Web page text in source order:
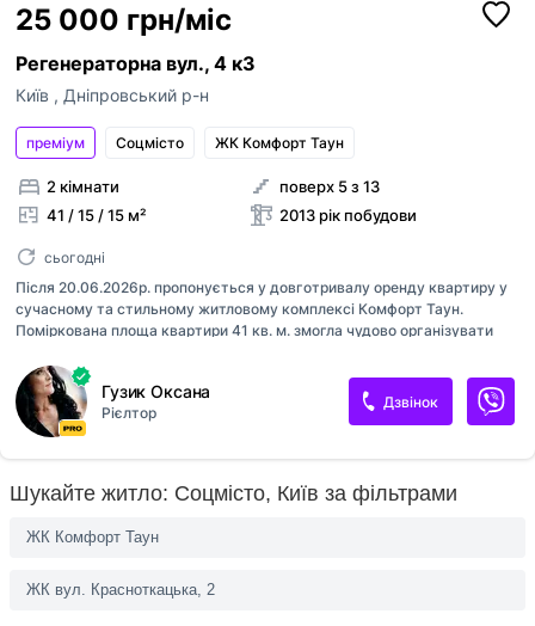
25 000 грн/міс
Регенераторна вул., 4 к3
Київ , Дніпровський р-н
преміум Соцмісто ЖК Комфорт Таун
2 кімнати
41 / 15 / 15 м²
поверх 5 з 13
2013 рік побудови
сьогодні
Після 20.06.2026р. пропонується у довготривалу оренду квартиру у
сучасному та стильному житловому комплексі Комфорт Таун.
Поміркована площа квартири 41 кв. м. змогла чудово організувати
вітальнею, яка може легко трансформуватися в спальне місце
завдяки розкладному дивану, окрема спальня для дорослих та ще
одана окрема кімната ну і звісно санвузол. Окремий гардероб має
достатньо місця для зберігання всіх необхідних речей. Компактний
диван легко перетворюється у комфортне ліжко, а обідній стіл буде
служити для Вас ідеальним місцем для смачних сніданків чи просто
посидіти як за чашечкою кави/чаю чи навіть з роботою чи
Гузик Оксана
Рієлтор
Дзвінок
Шукайте житло: Соцмісто, Київ за фільтрами
ЖК Комфорт Таун
ЖК вул. Красноткацька, 2
Поскаржитись
Додати оголошення
Якщо на вашій сторінці АН залишились
Зареєструйте рієлторів АН на
привʼяжіть їхні акаунти до акаунту АН, щоб: